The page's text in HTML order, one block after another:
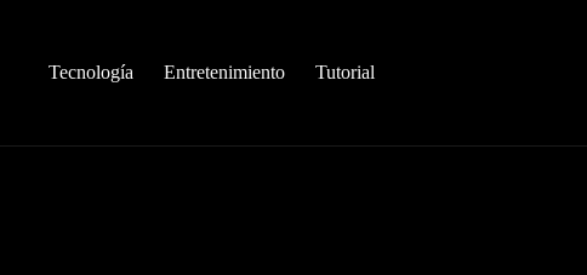
Tecnología
Entretenimiento Tutorial